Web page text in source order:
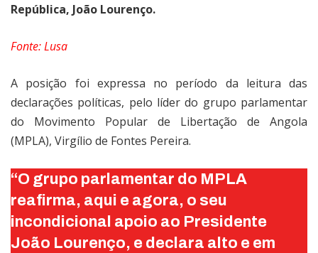
República, João Lourenço.
Fonte: Lusa
A posição foi expressa no período da leitura das
declarações políticas, pelo líder do grupo parlamentar
do Movimento Popular de Libertação de Angola
(MPLA), Virgílio de Fontes Pereira.
“O grupo parlamentar do MPLA
reafirma, aqui e agora, o seu
incondicional apoio ao Presidente
João Lourenço, e declara alto e em